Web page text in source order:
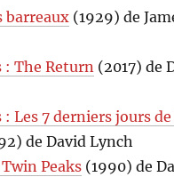
barreaux (1929) de
: The Return (2017) de
: Les 7 derniers jours
de David Lynch
Peaks (1990) de